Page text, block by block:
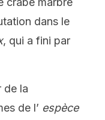
dans le
, qui a fini par
de la
de l’ espèce